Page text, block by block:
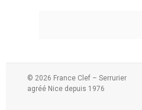
© 2026 France Clef – Serrurier
agréé Nice depuis 1976